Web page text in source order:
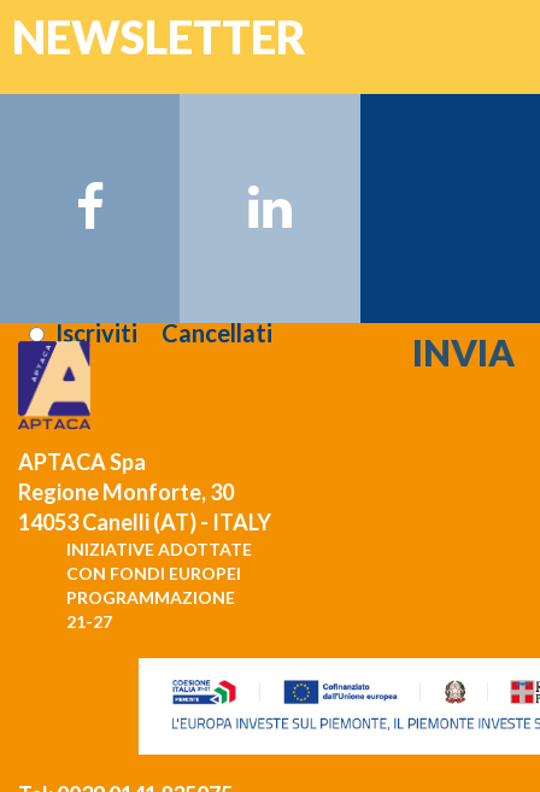
NEWSLETTER
Email:
IscrivitiCancellati
APTACA Spa
Regione Monforte, 30
14053 Canelli (AT) - ITALY
INIZIATIVE ADOTTATE
CON FONDI EUROPEI
PROGRAMMAZIONE
21-27